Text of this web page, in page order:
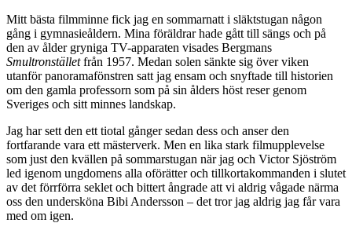
Mitt bästa filmminne fick jag en sommarnatt i släktstugan någon
gång i gymnasieåldern. Mina föräldrar hade gått till sängs och på
den av ålder gryniga TV-apparaten visades Bergmans
Smultronställetfrån 1957. Medan solen sänkte sig över viken
utanför panoramafönstren satt jag ensam och snyftade till historien
om den gamla professorn som på sin ålders höst reser genom
Sveriges och sitt minnes landskap.
Jag har sett den ett tiotal gånger sedan dess och anser den
fortfarande vara ett mästerverk. Men en lika stark filmupplevelse
som just den kvällen på sommarstugan när jag och Victor Sjöström
led igenom ungdomens alla oförätter och tillkortakommanden i slutet
av det förrförra seklet och bittert ångrade att vi aldrig vågade närma
oss den undersköna Bibi Andersson – det tror jag aldrig jag får vara
med om igen.